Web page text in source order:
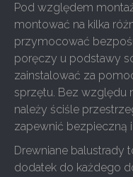
Pod względem
montować na kilka
przymocować
poręczy u podstawy
zainstalować za
sprzętu. Bez względu
należy ściśle
zapewnić bezpieczną
Drewniane balustrady
dodatek do każdego